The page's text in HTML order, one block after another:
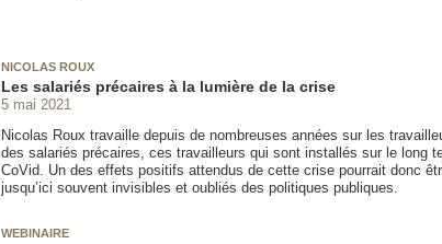
NICOLAS ROUX
Les salariés précaires à la lumière de la crise
5 mai 2021
Nicolas Roux travaille depuis de nombreuses années sur les
des salariés précaires, ces travailleurs qui sont installés sur le long
CoVid. Un des effets positifs attendus de cette crise pourrait donc
jusqu’ici souvent invisibles et oubliés des politiques publiques.
WEBINAIRE